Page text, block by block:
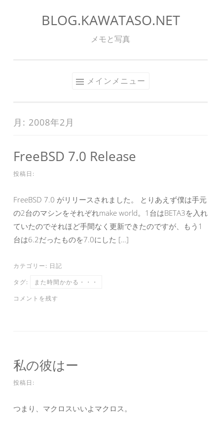
ッ
BLOG.KAWATASO.NET
メモと写真
メインメニュー
月: 2008年2月
FreeBSD 7.0 Release
投稿日:
FreeBSD 7.0 がリリースされました。 とりあえず僕は手元
の2台のマシンをそれぞれmake world。1台はBETA3を入れ
ていたのでそれほど手間なく更新できたのですが、もう1
台は6.2だったものを7.0にした […]
カテゴリー: 日記
タグ:
また時間かかる・・・
コメントを残す
私の彼はー
投稿日:
つまり、マクロスいいよマクロス。